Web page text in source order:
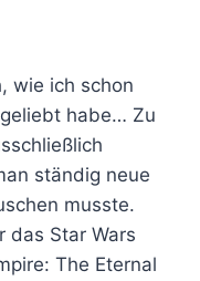
wie ich schon
habe… Zu
ständig neue
musste.
das Star Wars
The Eternal